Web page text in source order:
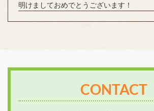
明けましておめでとうございます！
CONTACT